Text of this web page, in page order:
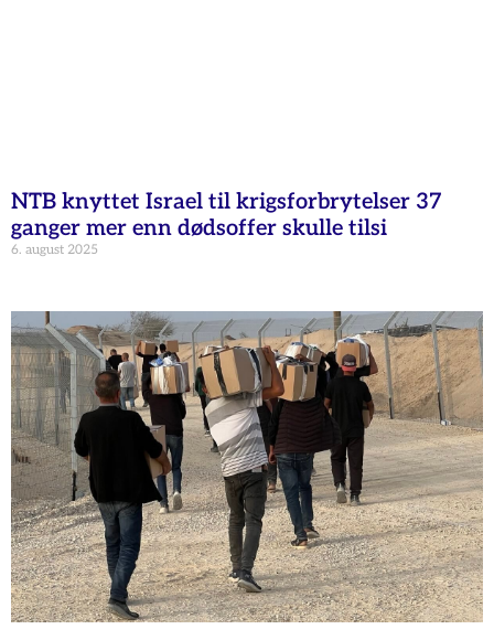
NTB knyttet Israel til krigsforbrytelser 37
ganger mer enn dødsoffer skulle tilsi
6. august 2025